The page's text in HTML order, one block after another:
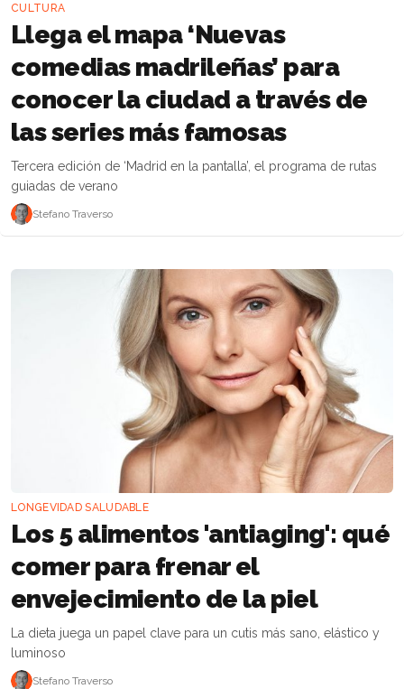
CULTURA
Llega el mapa ‘Nuevas
comedias madrileñas’ para
conocer la ciudad a través de
las series más famosas
Tercera edición de ‘Madrid en la pantalla’, el programa de rutas
guiadas de verano
Stefano Traverso
LONGEVIDAD SALUDABLE
Los 5 alimentos 'antiaging': qué
comer para frenar el
envejecimiento de la piel
La dieta juega un papel clave para un cutis más sano, elástico y
luminoso
Stefano Traverso